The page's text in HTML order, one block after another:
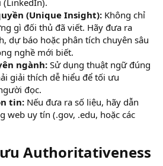
(Unique Insight): Không chỉ
gì đối thủ đã viết. Hãy đưa ra
dự báo hoặc phân tích chuyên sâu
nghề mới biết.
ngành: Sử dụng thuật ngữ đúng
giải thích dễ hiểu để tối ưu
đọc.
tin: Nếu đưa ra số liệu, hãy dẫn
web uy tín (.gov, .edu, hoặc các
Authoritativeness